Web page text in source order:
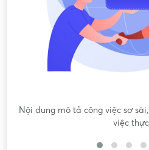
Nội dung mô tả công việc sơ
việc